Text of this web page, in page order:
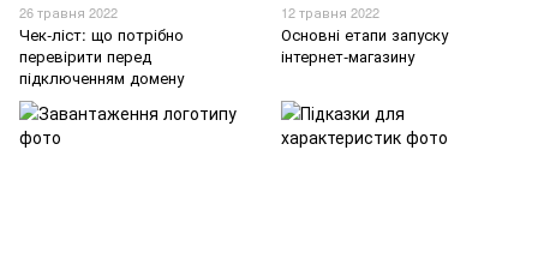
26 травня 2022
Чек-ліст: що потрібно
перевірити перед
підключенням домену
12 травня 2022
Основні етапи запуску
інтернет-магазину